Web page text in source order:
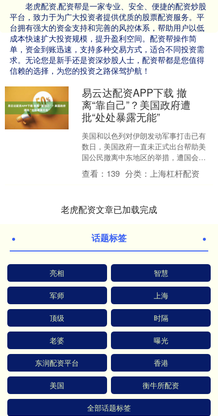
老虎配资,配资帮是一家专业、安全、便捷的配资炒股
平台，致力于为广大投资者提供优质的股票配资服务。平
台拥有强大的资金支持和完善的风控体系，帮助用户以低
成本快速扩大投资规模，提升盈利空间。配资帮操作简
单，资金到账迅速，支持多种交易方式，适合不同投资需
求。无论您是新手还是资深炒股人士，配资帮都是您值得
信赖的选择，为您的投资之路保驾护航！
易云达配资APP下载 撤
离“靠自己”？美国政府遭
批“处处暴露无能”
美国和以色列对伊朗发动军事打击已有
数日，美国政府一直未正式出台帮助美
国公民撤离中东地区的举措，遭国会民
主党议员批评“无能”。 美国总统特朗普3
日辩称，一切“发生....
查看： 139 分类：上海杠杆配资
老虎配资文章已加载完成
话题标签
亮相 智慧
军师 上海
顶级 时隔
老婆 曝光
东润配资平台 香港
美国 衡牛所配资
全部话题标签